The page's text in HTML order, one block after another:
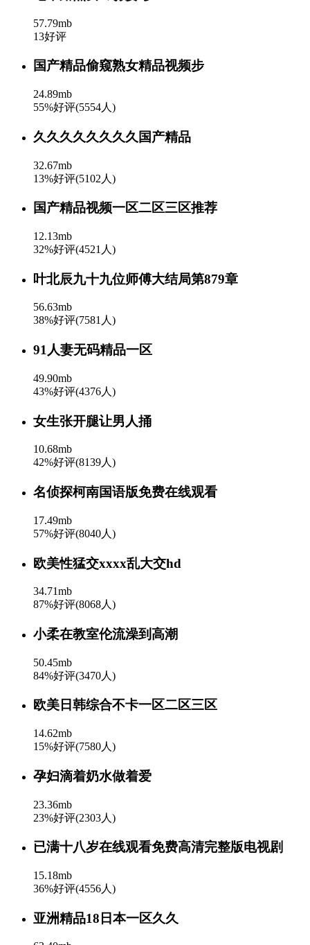
57.79mb
13好评
国产精品偷窥熟女精品视频步
24.89mb
55%好评(5554人)
久久久久久久久久国产精品
32.67mb
13%好评(5102人)
国产精品视频一区二区三区推荐
12.13mb
32%好评(4521人)
叶北辰九十九位师傅大结局第879章
56.63mb
38%好评(7581人)
91人妻无码精品一区
49.90mb
43%好评(4376人)
女生张开腿让男人捅
10.68mb
42%好评(8139人)
名侦探柯南国语版免费在线观看
17.49mb
57%好评(8040人)
欧美性猛交xxxx乱大交hd
34.71mb
87%好评(8068人)
小柔在教室伦流澡到高潮
50.45mb
84%好评(3470人)
欧美日韩综合不卡一区二区三区
14.62mb
15%好评(7580人)
孕妇滴着奶水做着爱
23.36mb
23%好评(2303人)
已满十八岁在线观看免费高清完整版电视剧
15.18mb
36%好评(4556人)
亚洲精品18日本一区久久